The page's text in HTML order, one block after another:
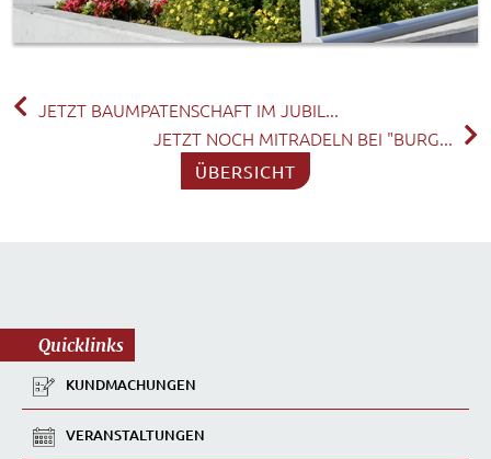
JETZT BAUMPATENSCHAFT IM JUBIL...
JETZT NOCH MITRADELN BEI "BURG...
ÜBERSICHT
Quicklinks
KUNDMACHUNGEN
VERANSTALTUNGEN